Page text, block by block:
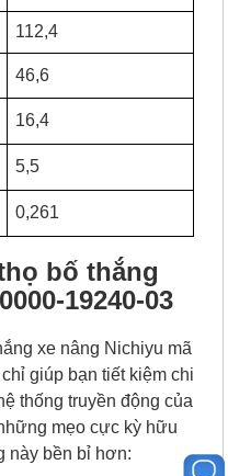
112,4
46,6
16,4
5,5
0,261
bố thắng
19240-03
xe nâng Nichiyu mã
giúp bạn tiết kiệm chi
thống truyền động của
mẹo cực kỳ hữu
này bền bỉ hơn: